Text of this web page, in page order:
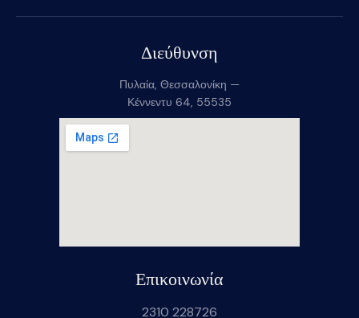
Διεύθυνση
Πυλαία, Θεσσαλονίκη —
Κέννεντυ 64, 55535
Επικοινωνία
2310 228726